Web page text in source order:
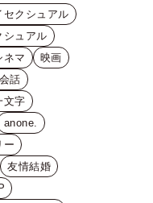
セクシュアル
シュアル
ネマ
映画
話
文字
anone.
ー
友情結婚